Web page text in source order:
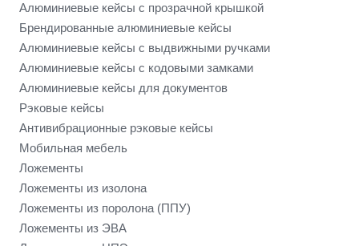
Алюминиевые кейсы с прозрачной крышкой
Брендированные алюминиевые кейсы
Алюминиевые кейсы с выдвижными ручками
Алюминиевые кейсы с кодовыми замками
Алюминиевые кейсы для документов
Рэковые кейсы
Антивибрационные рэковые кейсы
Мобильная мебель
Ложементы
Ложементы из изолона
Ложементы из поролона (ППУ)
Ложементы из ЭВА